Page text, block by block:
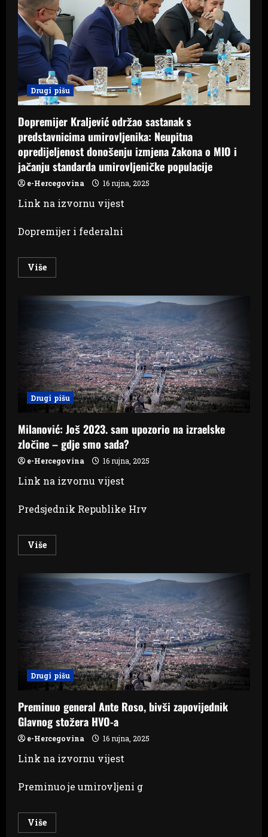
Drugi pišu
Dopremijer Kraljević održao sastanak s
predstavnicima umirovljenika: Neupitna
opredijeljenost donošenju izmjena Zakona o MIO i
jačanju standarda umirovljeničke populacije
e-Hercegovina 16 rujna, 2025
Link na izvornu vijest
Dopremijer i federalni
VišeRead
more
Kraljević
održao
sastanak
predstavnicima
umirovljenika:
Neupitna
opredijeljenost
donošenju
izmjena
Zakona
o
MIO
i
standarda
umirovljeničke
populacije
Drugi pišu
Milanović: Još 2023. sam upozorio na izraelske
zločine – gdje smo sada?
e-Hercegovina 16 rujna, 2025
Link na izvornu vijest
Predsjednik Republike Hrv
VišeRead
more
Još
na
izraelske
zločine
–
gdje
smo
sada?
Drugi pišu
Preminuo general Ante Roso, bivši zapovijednik
Glavnog stožera HVO-a
e-Hercegovina 16 rujna, 2025
Link na izvornu vijest
Preminuo je umirovljeni g
VišeRead
more